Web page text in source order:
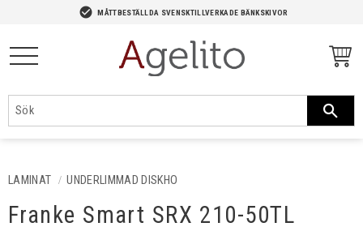
check_circle MÅTTBESTÄLLDA SVENSKTILLVERKADE BÄNKSKIVOR
LAMINAT UNDERLIMMAD DISKHO
Franke Smart SRX 210-50TL